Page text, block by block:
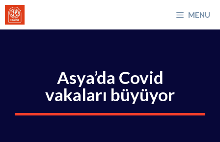
İçeriğe
atla
MENU
Asya’da Covid
vakaları büyüyor